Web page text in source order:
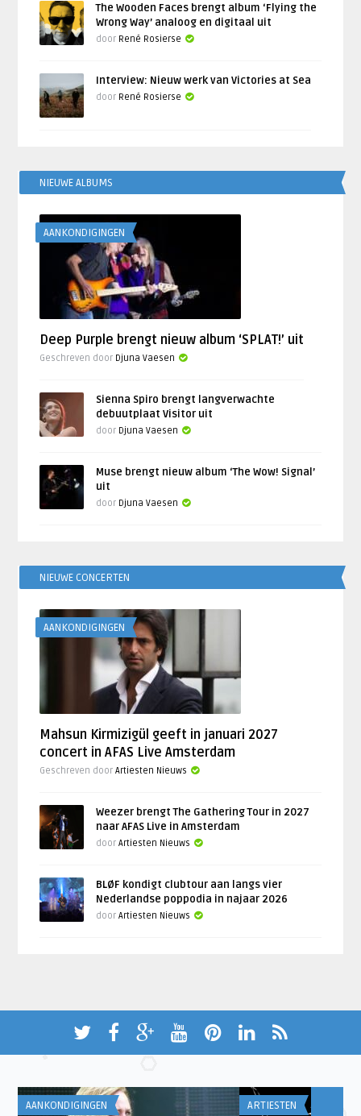
The Wooden Faces brengt album ‘Flying the
Wrong Way’ analoog en digitaal uit
door René Rosierse
Interview: Nieuw werk van Victories at Sea
door René Rosierse
NIEUWE ALBUMS
AANKONDIGINGEN
Deep Purple brengt nieuw album ‘SPLAT!’ uit
Geschreven door Djuna Vaesen
Sienna Spiro brengt langverwachte
debuutplaat Visitor uit
door Djuna Vaesen
Muse brengt nieuw album ‘The Wow! Signal’
uit
door Djuna Vaesen
NIEUWE CONCERTEN
AANKONDIGINGEN
Mahsun Kirmizigül geeft in januari 2027
concert in AFAS Live Amsterdam
Geschreven doorArtiesten Nieuws
Weezer brengt The Gathering Tour in 2027
naar AFAS Live in Amsterdam
doorArtiesten Nieuws
BLØF kondigt clubtour aan langs vier
Nederlandse poppodia in najaar 2026
doorArtiesten Nieuws
AANKONDIGINGEN ARTIESTEN